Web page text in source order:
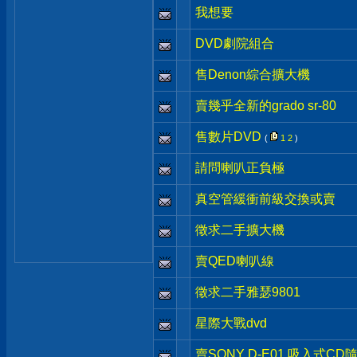
我想要
DVD劇院組合
售Denon綜合擴大機
賣幾乎全新的grado sr-80
售數片DVD ( 1 2 )
請問喇叭正負極
真空管緩衝前級交換或賣
徵求二手擴大機
賣QED喇叭線
徵求二手雅瑟9801
星際大戰dvd
賣SONY D-E01 吸入式CD